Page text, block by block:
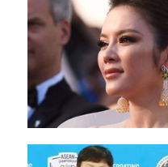
Gương sáng
Golf
GDP